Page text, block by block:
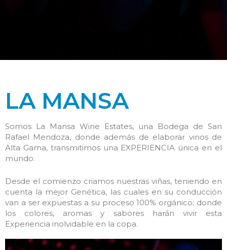
LA MANSA
Somos La Mansa Wine Estates, una Bodega de San
Rafael Mendoza, donde además de elaborar vinos de
Alta Gama, transmitimos una EXPERIENCIA única en el
mundo.
Desde el comienzo criamos nuestras viñas, teniendo en
cuenta la mejor Genética, las cuales en su conducción
van a ser expuestas a su proceso 100% orgánico; donde
los colores, aromas y sabores harán vivir esta
Experiencia inolvidable en la copa.